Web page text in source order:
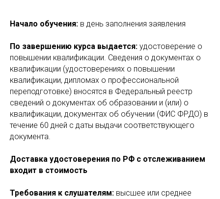
Начало обучения: в день заполнения заявления
По завершению курса выдается: удостоверение о
повышении квалификации. Сведения о документах о
квалификации (удостоверениях о повышении
квалификации, дипломах о профессиональной
переподготовке) вносятся в Федеральный реестр
сведений о документах об образовании и (или) о
квалификации, документах об обучении (ФИС ФРДО) в
течение 60 дней с даты выдачи соответствующего
документа.
Доставка удостоверения по РФ с отслеживанием
входит в стоимость
Требования к слушателям: высшее или среднее